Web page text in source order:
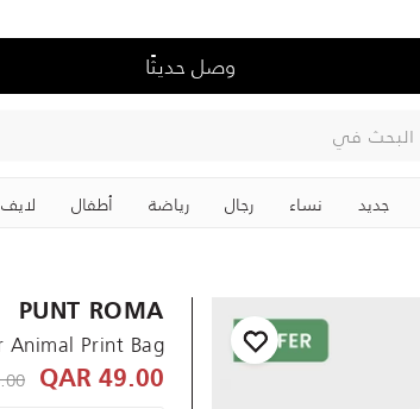
وصل حديثًا
البحث في
جديد نساء رجال رياضة ‏أطفال
PUNT ROMA
Print Bag
49.00 QAR